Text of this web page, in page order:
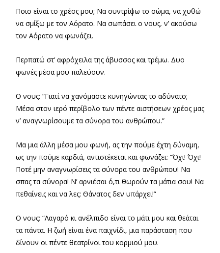
Ποιο είναι το χρέος μου; Να συντρίψω το σώμα, να χυθώ
να σμίξω με τον Αόρατο. Να σωπάσει ο νους, ν’ ακούσω
τον Αόρατο να φωνάζει.
Περπατώ στ’ αφρόχειλα της άβυσσος και τρέμω. Δυο
φωνές μέσα μου παλεύουν.
O νους: “Γιατί να χανόμαστε κυνηγώντας το αδύνατο;
Μέσα στον ιερό περίβολο των πέντε αιστήσεων χρέος μας
ν’ αναγνωρίσουμε τα σύνορα του ανθρώπου.”
Μα μια άλλη μέσα μου φωνή, ας την πούμε έχτη δύναμη,
ως την πούμε καρδιά, αντιστέκεται και φωνάζει: “Όχι! Όχι!
Ποτέ μην αναγνωρίσεις τα σύνορα του ανθρώπου! Να
σπας τα σύνορα! Ν’ αρνιέσαι ό,τι θωρούν τα μάτια σου! Να
πεθαίνεις και να λες: Θάνατος δεν υπάρχει!”
Ο νους: “Λαγαρό κι ανέλπιδο είναι το μάτι μου και θεάται
τα πάντα. Η ζωή είναι ένα παιχνίδι, μια παράσταση που
δίνουν οι πέντε θεατρίνοι του κορμιού μου.